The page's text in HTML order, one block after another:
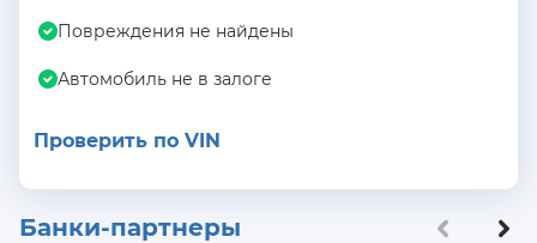
Повреждения не найдены
Автомобиль не в залоге
Проверить по VIN
Банки-партнеры